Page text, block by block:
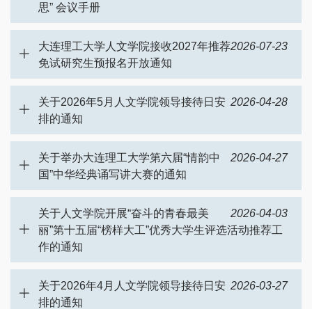
思” 会议手册
2026-07-23
大连理工大学人文学院接收2027年推荐
免试研究生预报名开放通知
2026-04-28
关于2026年5月人文学院领导接待日安
排的通知
2026-04-27
关于举办大连理工大学第六届“情韵中
国”中华经典诵写讲大赛的通知
2026-04-03
关于人文学院开展“奋斗的青春最美
丽”第十五届“榜样大工”优秀大学生评选活动推荐工
作的通知
2026-03-27
关于2026年4月人文学院领导接待日安
排的通知